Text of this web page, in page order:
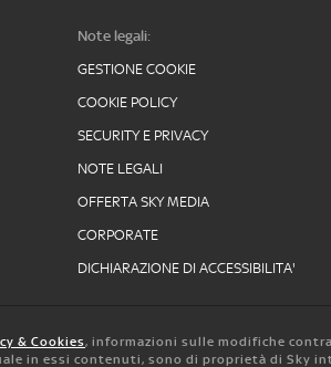
Note legali:
GESTIONE COOKIE
COOKIE POLICY
SECURITY E PRIVACY
NOTE LEGALI
OFFERTA SKY MEDIA
CORPORATE
DICHIARAZIONE DI ACCESSIBILITA'
& Cookies, informazioni sulle modifiche
in essi contenuti, sono di proprietà di Sky